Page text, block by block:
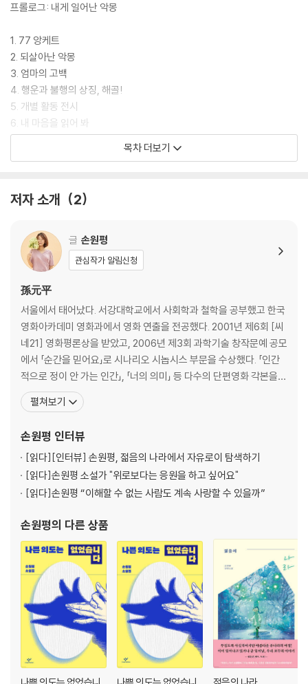
프롤로그: 내게 일어난 악몽
1. 77 앙케트
2. 되살아난 악몽
3. 엄마의 고백
4. 행운과 불행의 상징, 해골!
5. 개별 활동 전시
6. 내 마음을 읽어 봐
7. 내가 좋아하는 나, 내가 싫어하는 나
11. 진정한 캠프의 밤
단미의 편지
목차 더보기
저자 소개 2
글 손원평
관심작가 알림신청
孫元平
서울에서 태어났다. 서강대학교에서 사회학과 철학을 공부했고 한국
영화아카데미 영화과에서 영화 연출을 전공했다. 2001년 제6회 [씨
네21] 영화평론상을 받았고, 2006년 제3회 과학기술 창작문예 공모
에서 「순간을 믿어요」로 시나리오 시놉시스 부문을 수상했다. 「인간
적으로 정이 안 가는 인간」, 「너의 의미」 등 다수의 단편영화 각본을
쓰고 연출했다. 첫 장편소설 『아몬드』로 제10회 창비청소년문학상을
수상하여 등단했다. 두 번째 장편소설 『서른의 반격』으로 제5회 제주
상했다. 이외 장편소설 『프리즘』, 소설집
펼쳐보기
손원평 인터뷰
[읽다][인터뷰] 손원평, 젊음의 나라에서 자유로이 탐색하기
[읽다]손원평 소설가 "위로보다는 응원을 하고 싶어요"
[읽다]손원평 “이해할 수 없는 사람도 계속 사랑할 수 있을까”
손원평의 다른 상품